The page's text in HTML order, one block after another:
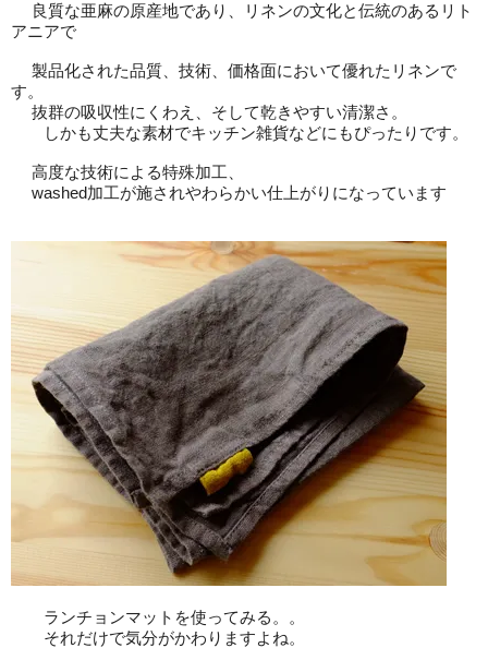
良質な亜麻の原産地であり、リネンの文化と伝統のあるリト
アニアで
製品化された品質、技術、価格面において優れたリネンで
す。
抜群の吸収性にくわえ、そして乾きやすい清潔さ。
しかも丈夫な素材でキッチン雑貨などにもぴったりです。
高度な技術による特殊加工、
washed加工が施されやわらかい仕上がりになっています
ランチョンマットを使ってみる。。
それだけで気分がかわりますよね。